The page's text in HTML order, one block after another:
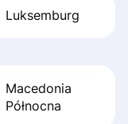
Luksemburg
Macedonia
Północna